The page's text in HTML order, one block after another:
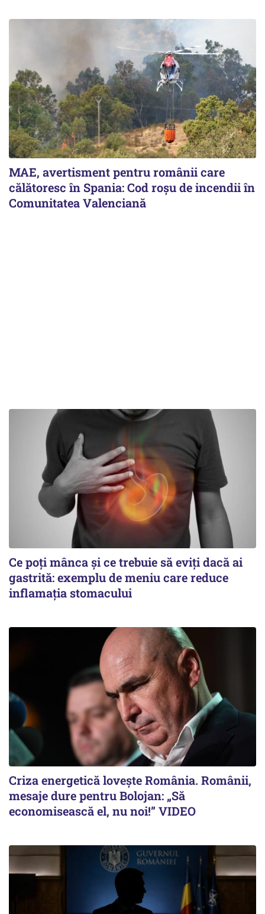
MAE, avertisment pentru românii care
călătoresc în Spania: Cod roșu de incendii în
Comunitatea Valenciană
Ce poți mânca și ce trebuie să eviți dacă ai
gastrită: exemplu de meniu care reduce
inflamația stomacului
Criza energetică lovește România. Românii,
mesaje dure pentru Bolojan: „Să
economisească el, nu noi!” VIDEO